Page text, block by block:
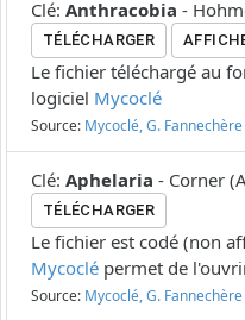
Clé: Anthracobia -
TÉLÉCHARGER
Le fichier téléchargé au
logiciel Mycoclé
Source: Mycoclé, G. Fannechère
Clé: Aphelaria - Corner (
TÉLÉCHARGER
Le fichier est codé (non
Mycoclé permet de
Source: Mycoclé, G. Fannechère